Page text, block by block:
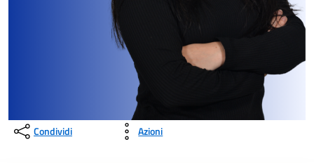
Condividi Azioni